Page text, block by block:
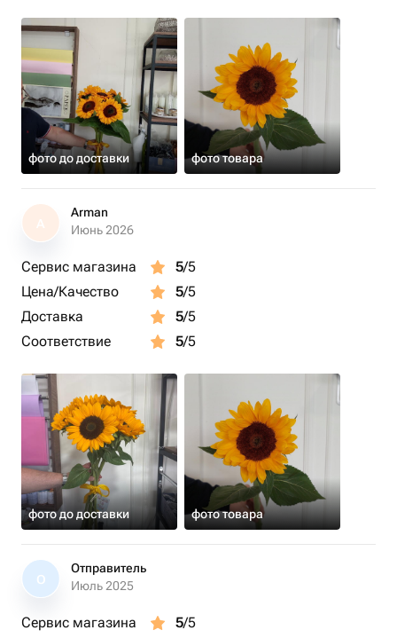
фото до доставки фото товара
A
Arman
Июнь 2026
Сервис магазина 5/5
Цена/Качество
5/5
Доставка
5/5
Соответствие
5/5
фото до доставки фото товара
О
Отправитель
Июль 2025
Сервис магазина 5/5